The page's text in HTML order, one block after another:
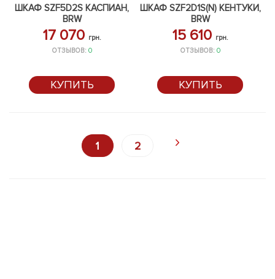
ШКАФ SZF5D2S КАСПИАН,
BRW
17 070 грн.
ОТЗЫВОВ: 0
КУПИТЬ
ШКАФ SZF2D1S(N) КЕНТУКИ,
BRW
15 610 грн.
ОТЗЫВОВ: 0
КУПИТЬ
1 2